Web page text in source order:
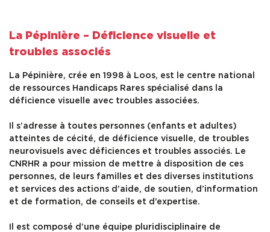
La Pépinière – Déficience visuelle et
troubles associés
La Pépinière, crée en 1998 à Loos, est le centre national
de ressources Handicaps Rares spécialisé dans la
déficience visuelle avec troubles associées.
Il s’adresse à toutes personnes (enfants et adultes)
atteintes de cécité, de déficience visuelle, de troubles
neurovisuels avec déficiences et troubles associés. Le
CNRHR a pour mission de mettre à disposition de ces
personnes, de leurs familles et des diverses institutions
et services des actions d’aide, de soutien, d’information
et de formation, de conseils et d’expertise.
Il est composé d’une équipe pluridisciplinaire de